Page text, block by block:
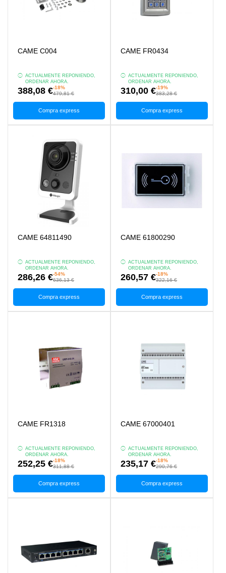
CAME C004
ACTUALMENTE REPONIENDO,
ORDENAR AHORA.
388,08 €-18%
479,81 €
Compra express
CAME FR0434
ACTUALMENTE REPONIENDO,
ORDENAR AHORA.
310,00 €-19%
383,28 €
Compra express
CAME 64811490
ACTUALMENTE REPONIENDO,
ORDENAR AHORA.
286,26 €-54%
636,13 €
Compra express
CAME 61800290
ACTUALMENTE REPONIENDO,
ORDENAR AHORA.
260,57 €-18%
322,16 €
Compra express
CAME FR1318
ACTUALMENTE REPONIENDO,
ORDENAR AHORA.
252,25 €-18%
311,88 €
Compra express
CAME 67000401
ACTUALMENTE REPONIENDO,
ORDENAR AHORA.
235,17 €-18%
290,76 €
Compra express